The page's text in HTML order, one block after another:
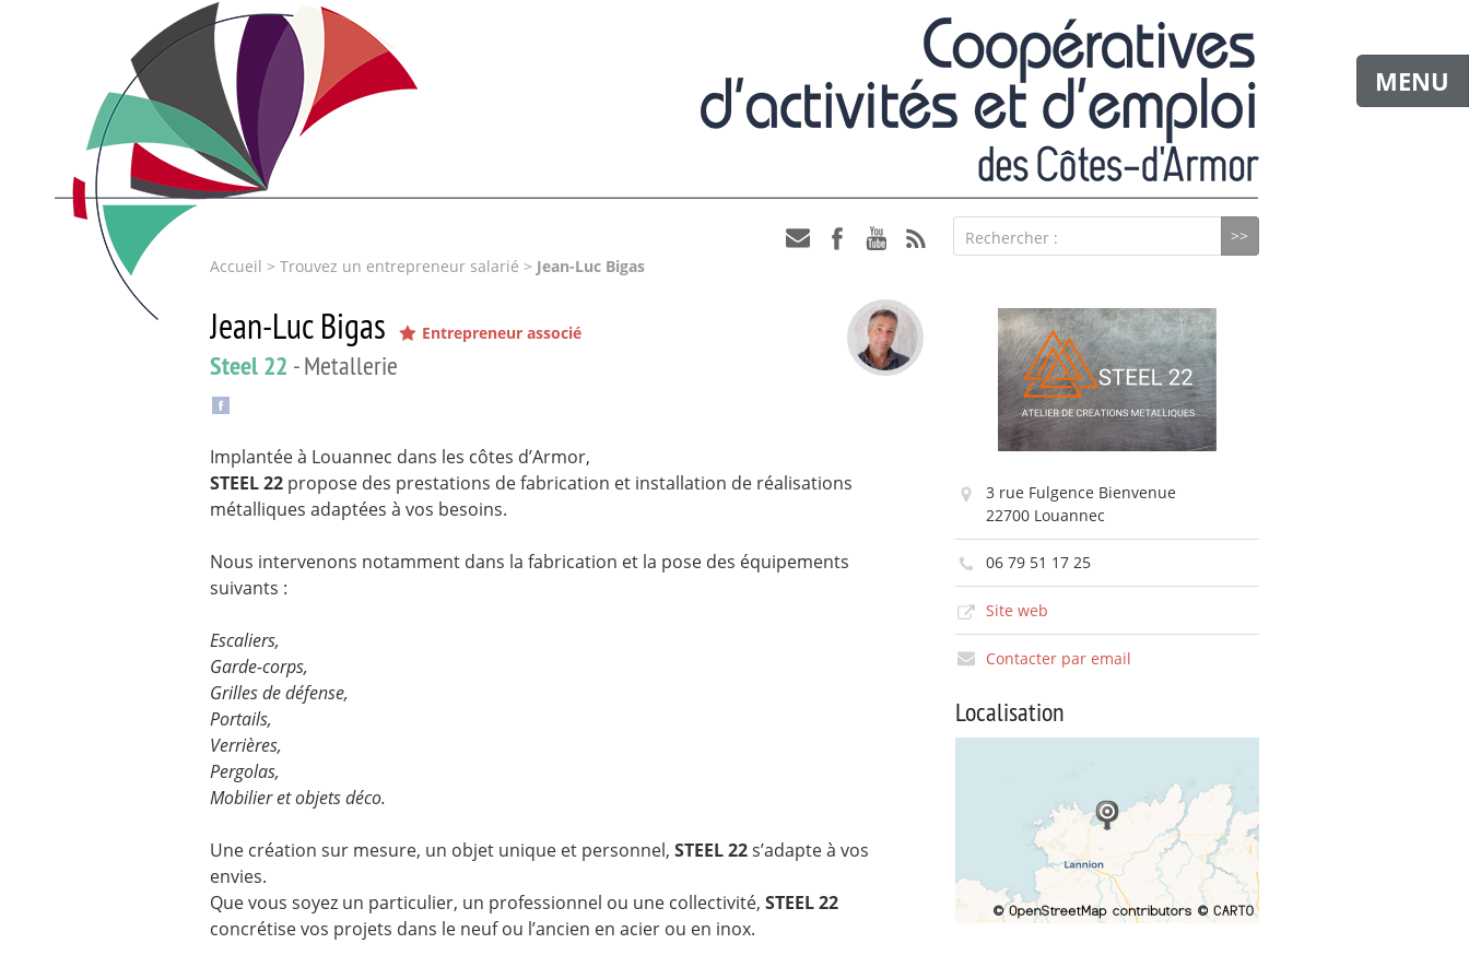
Rechercher :
MENU
Accueil > Trouvez un entrepreneur salarié > Jean-Luc Bigas
Jean-Luc Bigas Entrepreneur associé
Steel 22 - Metallerie
Implantée à Louannec dans les côtes d’Armor,
STEEL 22 propose des prestations de fabrication et installation de réalisations
métalliques adaptées à vos besoins.
Nous intervenons notamment dans la fabrication et la pose des équipements
suivants :
Escaliers,
Garde-corps,
Grilles de défense,
Portails,
Verrières,
Pergolas,
Mobilier et objets déco.
Une création sur mesure, un objet unique et personnel, STEEL 22s’adapte à vos
envies.
Que vous soyez un particulier, un professionnel ou une collectivité, STEEL 22
concrétise vos projets dans le neuf ou l’ancien en acier ou en inox.
3 rue Fulgence Bienvenue
22700 Louannec
06 79 51 17 25
Site web
Contacter par email
Localisation